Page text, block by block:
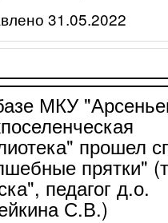
31.05.2022
МКУ
прошел
прятки"
педагог д.о.
С.В.)